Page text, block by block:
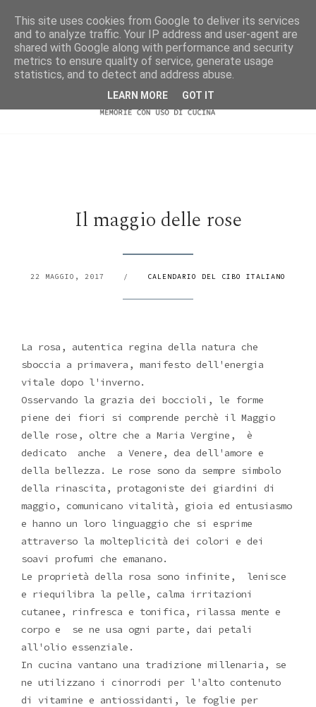
Il maggio delle rose
22 MAGGIO, 2017 / CALENDARIO DEL CIBO ITALIANO
La rosa, autentica regina della natura che
sboccia a primavera, manifesto dell'energia
vitale dopo l'inverno.
Osservando la grazia dei boccioli, le forme
piene dei fiori si comprende perchè il Maggio
delle rose, oltre che a Maria Vergine, è
dedicato anche a Venere, dea dell'amore e
della bellezza. Le rose sono da sempre simbolo
della rinascita, protagoniste dei giardini di
maggio, comunicano vitalità, gioia ed entusiasmo
e hanno un loro linguaggio che si esprime
attraverso la molteplicità dei colori e dei
soavi profumi che emanano.
Le proprietà della rosa sono infinite, lenisce
e riequilibra la pelle, calma irritazioni
cutanee, rinfresca e tonifica, rilassa mente e
corpo e se ne usa ogni parte, dai petali
all'olio essenziale.
In cucina vantano una tradizione millenaria, se
ne utilizzano i cinorrodi per l'alto contenuto
di vitamine e antiossidanti, le foglie per
This site uses cookies from Google to deliver its services
and to analyze traffic. Your IP address and user-agent are
shared with Google along with performance and security
metrics to ensure quality of service, generate usage
statistics, and to detect and address abuse.
LEARN MORE GOT IT